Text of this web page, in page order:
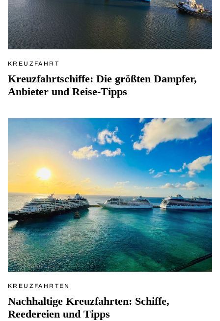
KREUZFAHRT
Kreuzfahrtschiffe: Die größten Dampfer,
Anbieter und Reise-Tipps
KREUZFAHRTEN
Nachhaltige Kreuzfahrten: Schiffe,
Reedereien und Tipps